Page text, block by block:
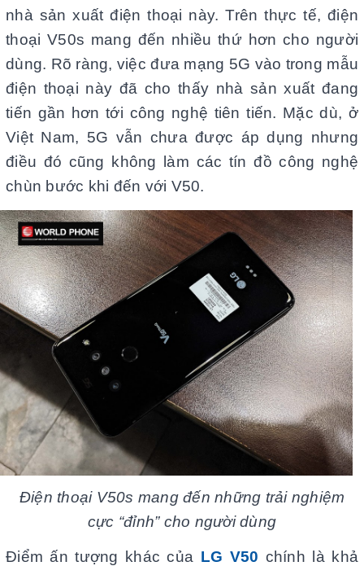
nhà sản xuất điện thoại này. Trên thực tế, điện
thoại V50s mang đến nhiều thứ hơn cho người
dùng. Rõ ràng, việc đưa mạng 5G vào trong mẫu
điện thoại này đã cho thấy nhà sản xuất đang
tiến gần hơn tới công nghệ tiên tiến. Mặc dù, ở
Việt Nam, 5G vẫn chưa được áp dụng nhưng
điều đó cũng không làm các tín đồ công nghệ
chùn bước khi đến với V50.
Điện thoại V50s mang đến những trải nghiệm
cực “đỉnh” cho người dùng
Điểm ấn tượng khác của LG V50 chính là khả